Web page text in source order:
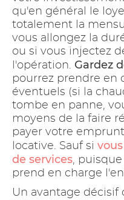
qu'en général le
totalement la
vous allongez la
ou si vous injectez
l'opération. Gardez
pourrez prendre en
éventuels (si la
tombe en panne,
moyens de la faire
payer votre
locative. Sauf si
de services,
prend en charge
Un avantage